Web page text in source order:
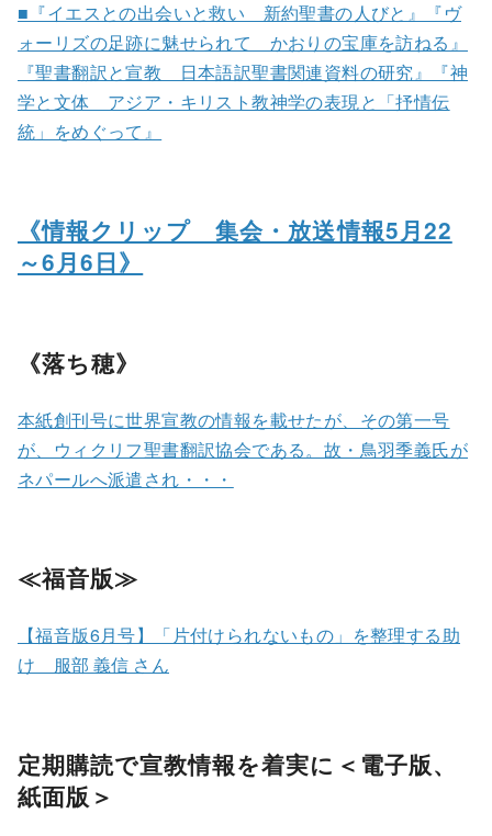
■『イエスとの出会いと救い 新約聖書の人びと』『ヴ
ォーリズの足跡に魅せられて かおりの宝庫を訪ねる』
『聖書翻訳と宣教 日本語訳聖書関連資料の研究』『神
学と文体 アジア・キリスト教神学の表現と「抒情伝
統」をめぐって』
《情報クリップ 集会・放送情報5月22
～6月6日》
《落ち穂》
本紙創刊号に世界宣教の情報を載せたが、その第一号
が、ウィクリフ聖書翻訳協会である。故・鳥羽季義氏が
ネパールへ派遣され・・・
≪福音版≫
【福音版6月号】「片付けられないもの」を整理する助
け 服部 義信 さん
定期購読で宣教情報を着実に＜電子版、
紙面版＞